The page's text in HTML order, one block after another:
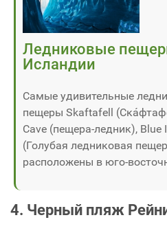
Ледниковые
Исландии
Самые удивительные
пещеры Skaftafell
Сave (пещера-ледник), Blue
(Голубая ледниковая
расположены в юго-
4. Черный пляж